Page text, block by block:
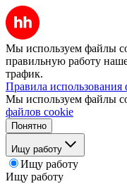
Мы используем файлы
правильную работу
трафик.
Правила использования
Мы используем файлы
файлов cookie
Понятно
Ищу работу
Ищу работу
Ищу работу